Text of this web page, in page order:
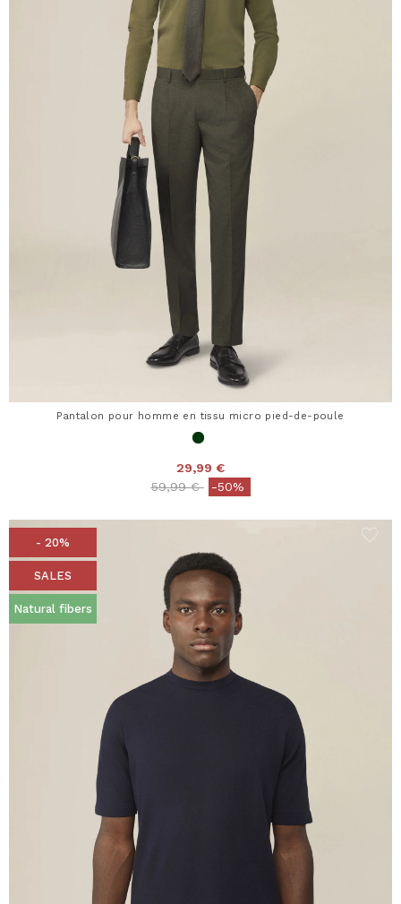
Pantalon pour homme en tissu micro pied-de-poule
29,99 €
Price reduced from
59,99 €to-50%
- 20%
SALES
Natural fibers